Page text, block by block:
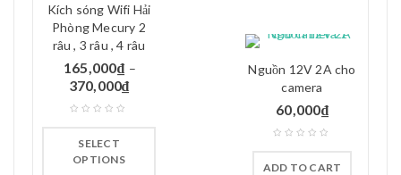
Kích sóng Wifi Hải
Phòng Mecury 2
râu , 3 râu , 4 râu
165,000₫ –
370,000₫
SELECT
OPTIONS
Nguồn 12V 2A cho
camera
60,000₫
ADD TO CART